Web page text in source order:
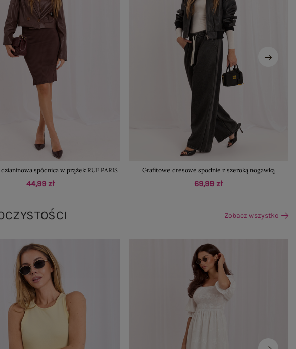
spódnica w prążek RUE PARIS
44,99 zł
Grafitowe dresowe spodnie z szeroką nogawką
69,99 zł
Zobacz wszystko